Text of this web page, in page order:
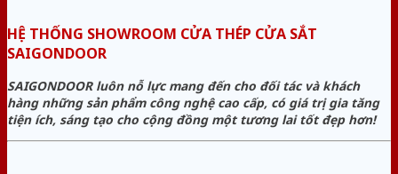
HỆ THỐNG SHOWROOM CỬA THÉP CỬA SẮT
SAIGONDOOR
SAIGONDOOR luôn nỗ lực mang đến cho đối tác và khách
hàng những sản phẩm công nghệ cao cấp, có giá trị gia tăng
tiện ích, sáng tạo cho cộng đồng một tương lai tốt đẹp hơn!